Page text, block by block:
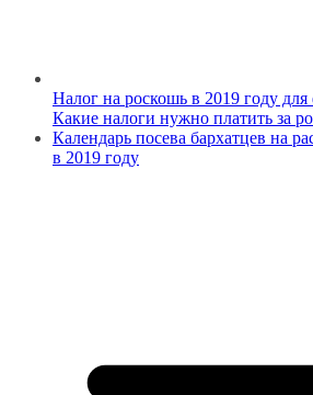
Налог на роскошь в 2019 году
Какие налоги нужно платить за
Календарь посева бархатцев на
в 2019 году